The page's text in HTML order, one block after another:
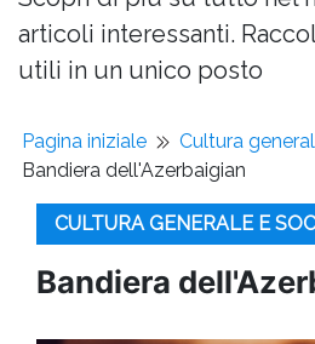
articoli interessanti.
utili in un unico posto
Pagina iniziale
Cultura
Bandiera dell'Azerbaigian
CULTURA GENERALE E
Bandiera